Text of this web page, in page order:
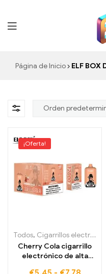
Página de Inicio ELF BOX
¡Oferta!
Todos, Cigarrillos electrónicos desechables
Cherry Cola cigarrillo
electrónico de alta